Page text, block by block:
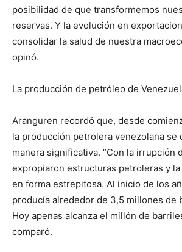
posibilidad de que transformemos
reservas. Y la evolución en
consolidar la salud de nuestra
opinó.
La producción de petróleo de
Aranguren recordó que, desde
la producción petrolera venezolana se
manera significativa. “Con la irrupción
expropiaron estructuras petroleras y
en forma estrepitosa. Al inicio de los
producía alrededor de 3,5 millones de
Hoy apenas alcanza el millón de
comparó.